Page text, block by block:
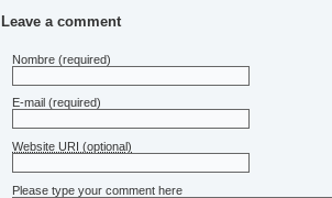
Leave a comment
Nombre (required)
E-mail (required)
Website URI (optional)
Please type your comment here